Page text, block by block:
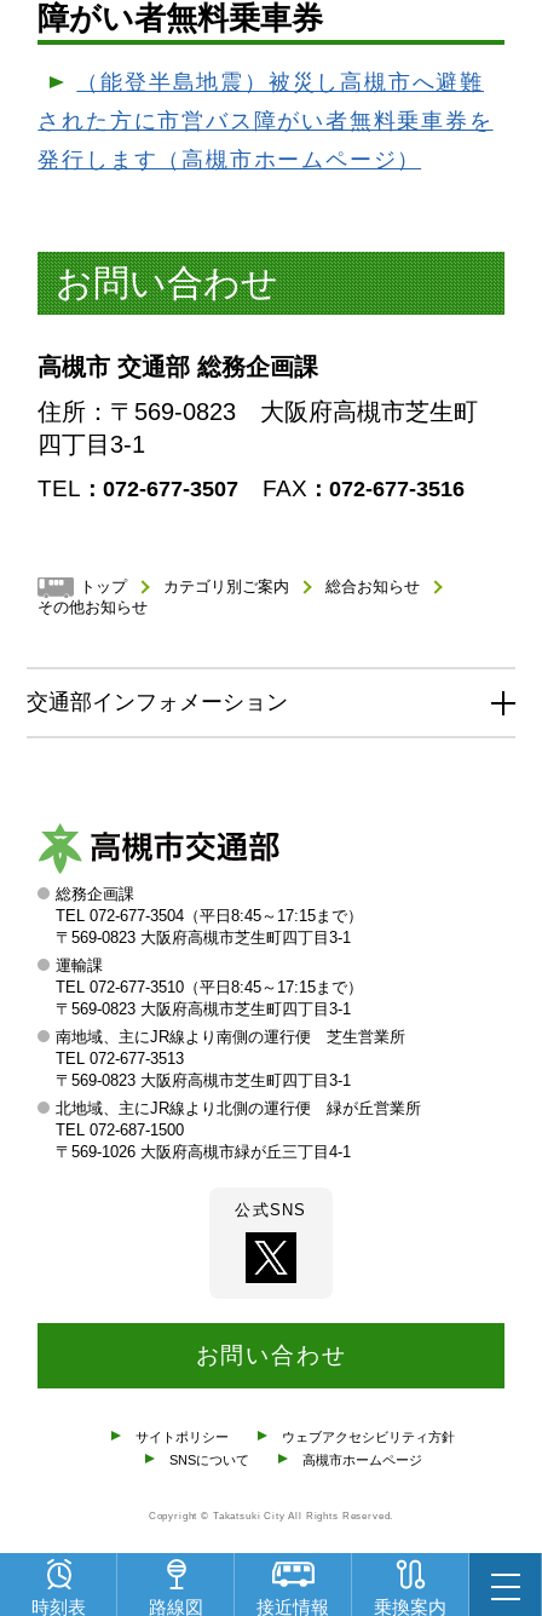
障がい者無料乗車券
（能登半島地震）被災し高槻市へ避難
された方に市営バス障がい者無料乗車券を
発行します（高槻市ホームページ）
お問い合わせ
高槻市 交通部 総務企画課
住所 ：〒569-0823 大阪府高槻市芝生町
四丁目3-1
TEL ：072-677-3507 FAX ：072-677-3516
トップ カテゴリ別ご案内
総合お知らせ
その他お知らせ
交通部インフォメーション
槻
交
通
部
総務企画課
TEL 072-677-3504（平日8:45～17:15まで）
〒569-0823 大阪府高槻市芝生町四丁目3-1
運輸課
TEL 072-677-3510（平日8:45～17:15まで）
〒569-0823 大阪府高槻市芝生町四丁目3-1
南地域、主にJR線より南側の運行便 芝生営業所
TEL 072-677-3513
〒569-0823 大阪府高槻市芝生町四丁目3-1
北地域、主にJR線より北側の運行便 緑が丘営業所
TEL 072-687-1500
〒569-1026 大阪府高槻市緑が丘三丁目4-1
公式SNS
お問い合わせ
サイトポリシー
ウェブアクセシビリティ方針
SNSについて
高槻市ホームページ
Copyright © Takatsuki City All Rights Reserved.
時刻表 路線図 接近情報 乗換案内